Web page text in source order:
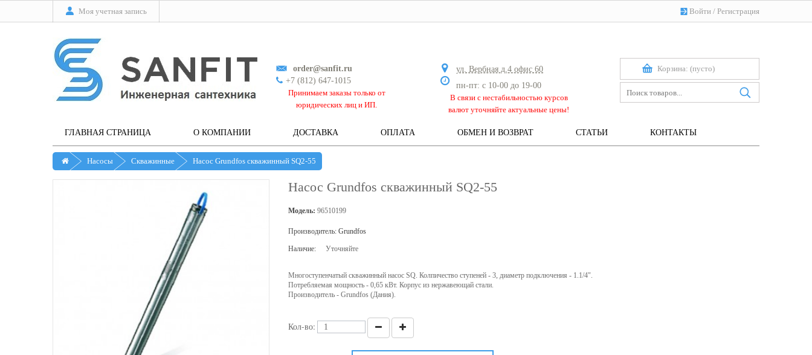
Моя учетная запись Войти / Регистрация
Корзина: (пусто)
order@sanfit.ru
+7 (812) 647-1015
Принимаем заказы только от
юридических лиц и ИП.
ул. Вербная д.4 офис 60
пн-пт: с 10-00 до 19-00
В связи с нестабильностью курсов
валют уточняйте актуальные цены!
ГЛАВНАЯ СТРАНИЦА О КОМПАНИИ ДОСТАВКА ОПЛАТА ОБМЕН И ВОЗВРАТ СТАТЬИ КОНТАКТЫ
Насосы Скважинные Насос Grundfos скважинный SQ2-55
Насос Grundfos скважинный SQ2-55
Модель: 96510199
Производитель: Grundfos
Наличие: Уточняйте
Многоступенчатый скважинный насос SQ. Колпичество ступеней - 3, диаметр подключения - 1.1/4".
Потребляемая мощность - 0,65 кВт. Корпус из нержавеющай стали.
Производитель - Grundfos (Дания).
Кол-во: